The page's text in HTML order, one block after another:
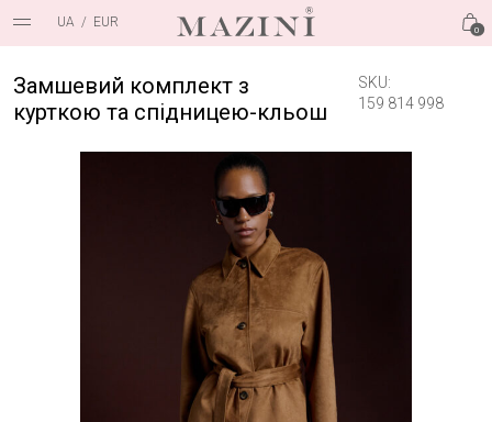
UA / EUR 0
Замшевий комплект з
курткою та спідницею-кльош
SKU:
159 814 998